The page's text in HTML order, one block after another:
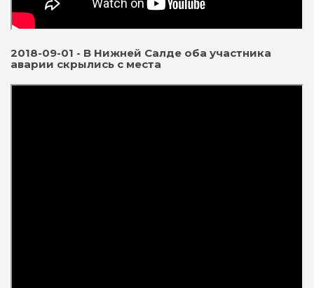
2018-09-01 - В Нижней Салде оба участника
аварии скрылись с места